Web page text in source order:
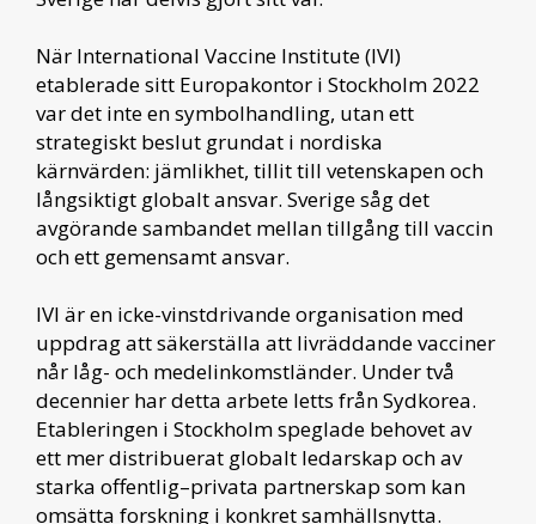
När International Vaccine Institute (IVI)
etablerade sitt Europakontor i Stockholm 2022
var det inte en symbolhandling, utan ett
strategiskt beslut grundat i nordiska
kärnvärden: jämlikhet, tillit till vetenskapen och
långsiktigt globalt ansvar. Sverige såg det
avgörande sambandet mellan tillgång till vaccin
och ett gemensamt ansvar.
IVI är en icke-vinstdrivande organisation med
uppdrag att säkerställa att livräddande vacciner
når låg- och medelinkomstländer. Under två
decennier har detta arbete letts från Sydkorea.
Etableringen i Stockholm speglade behovet av
ett mer distribuerat globalt ledarskap och av
starka offentlig–privata partnerskap som kan
omsätta forskning i konkret samhällsnytta.